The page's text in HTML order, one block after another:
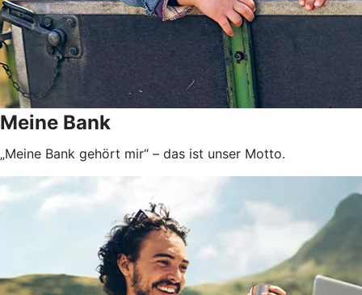
Meine Bank
„Meine Bank gehört mir“ – das ist unser Motto.